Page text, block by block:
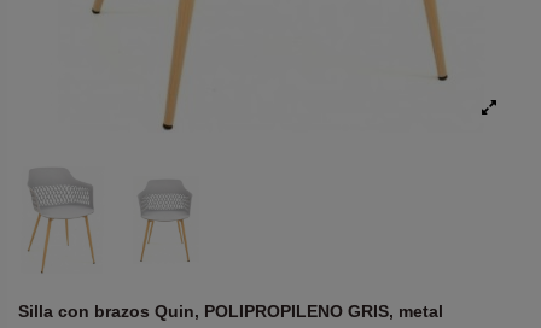
Silla con brazos Quin, POLIPROPILENO GRIS, metal